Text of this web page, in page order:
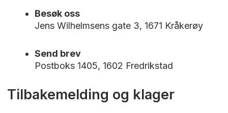
helsenorge.no
Besøk oss
Jens Wilhelmsens gate 3, 1671 Kråkerøy
Send brev
Postboks 1405, 1602 Fredrikstad
Tilbakemelding og klager